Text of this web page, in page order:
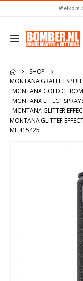
Welkom
SHOP
MONTANA GRAFFITI
MONTANA GOLD
MONTANA EFFECT
MONTANA GLITTER
MONTANA GLITTER
ML 415425